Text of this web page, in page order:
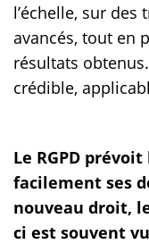
l’échelle, sur
avancés, tout en
résultats
crédible,
Le RGPD
facilement ses
nouveau droit,
ci est souvent